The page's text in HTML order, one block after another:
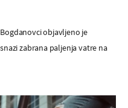
objavljeno je
zabrana paljenja vatre na